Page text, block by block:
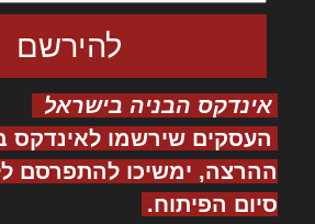
אינדקס הבניה בישראל
העסקים שירשמו לאינדקס
ההרצה, ימשיכו להתפרסם
סיום הפיתוח.